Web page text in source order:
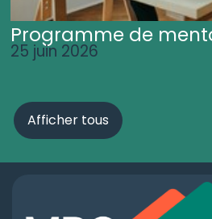
Programme de
25 juin 2026
Afficher tous